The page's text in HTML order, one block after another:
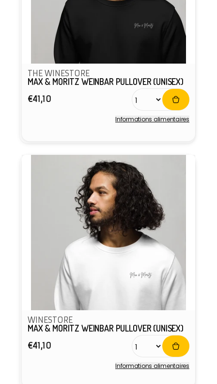
THE WINESTORE
MAX & MORITZ WEINBAR PULLOVER (UNISEX)
Prix
€41,10
Informations alimentaires
WINESTORE
MAX & MORITZ WEINBAR PULLOVER (UNISEX)
Prix
€41,10
Informations alimentaires